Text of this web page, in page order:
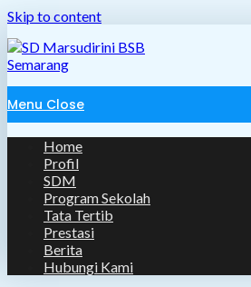
Skip to content
Menu Close
Home
Profil
SDM
Program Sekolah
Tata Tertib
Prestasi
Berita
Hubungi Kami